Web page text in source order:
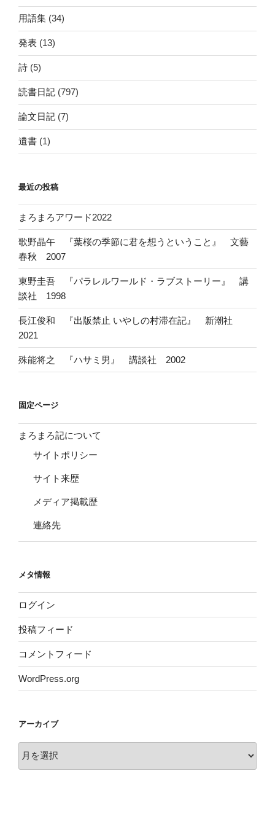
用語集 (34)
発表 (13)
詩 (5)
読書日記 (797)
論文日記 (7)
遺書 (1)
最近の投稿
まろまろアワード2022
歌野晶午 『葉桜の季節に君を想うということ』 文藝
春秋 2007
東野圭吾 『パラレルワールド・ラブストーリー』 講
談社 1998
長江俊和 『出版禁止 いやしの村滞在記』 新潮社
2021
殊能将之 『ハサミ男』 講談社 2002
固定ページ
まろまろ記について
サイトポリシー
サイト来歴
メディア掲載歴
連絡先
メタ情報
ログイン
投稿フィード
コメントフィード
WordPress.org
アーカイブ
ー